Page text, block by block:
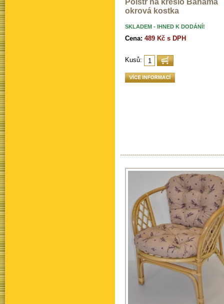
Polstr na křeslo Bahama
okrová kostka
SKLADEM - IHNED K DODÁNÍ!
Cena: 489 Kč s DPH
Kusů: